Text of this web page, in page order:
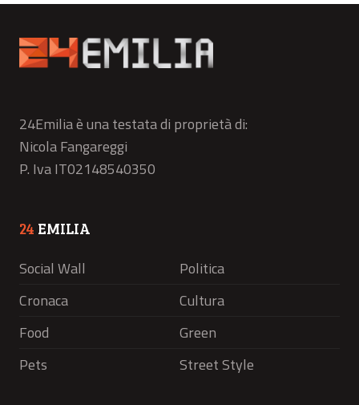
24Emilia è una testata di proprietà di:
Nicola Fangareggi
P. Iva IT02148540350
24 EMILIA
Social Wall
Politica
Cronaca
Cultura
Food
Green
Pets
Street Style